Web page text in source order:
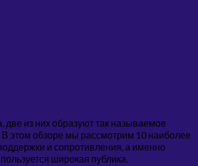
из них образуют так называемое
этом обзоре мы рассмотрим 10 наиболее
и сопротивления, а именно
широкая публика.